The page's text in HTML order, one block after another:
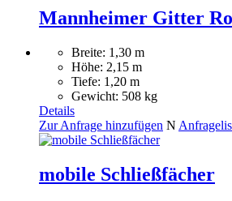
Mannheimer Gitter
Breite: 1,30 m
Höhe: 2,15 m
Tiefe: 1,20 m
Gewicht: 508 kg
Details
Zur Anfrage hinzufügen N
mobile Schließfächer